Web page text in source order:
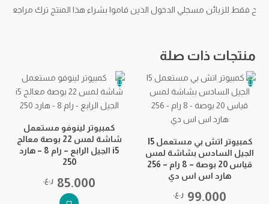
فقط للزبائن مسجلي الدخول الذين قاموا بشراء هذا المنتج ترك مراجعة.
منتجات ذات صلة
كمبيوتر اتش بي مستعمل I5
الجيل السادس بشاشة لمس
قياس 20 بوصة – 8 رام – 256
هارد اس اس دي
99.000 ر.ع.
كمبيوتر لينوفو مستعمل
شاشة لمس 22 بوصة معالج
i5 الجيل الرابع – رام 8 – هارد
250
85.000 ر.ع.